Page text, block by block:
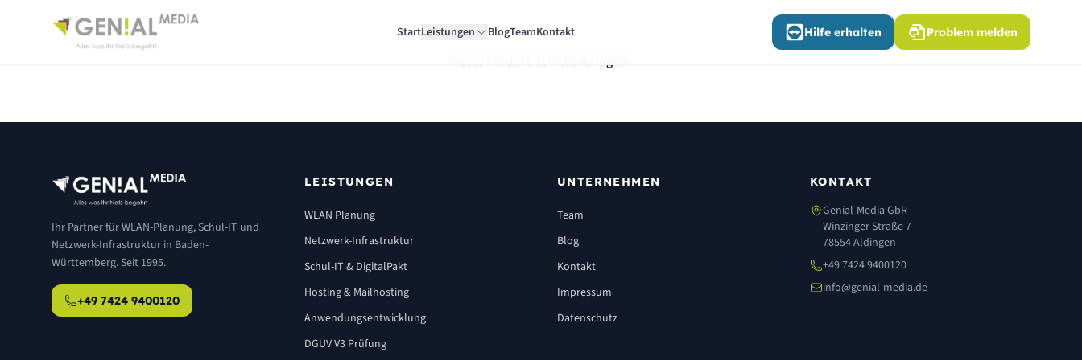
StartLeistungen BlogTeamKontakt Hilfe erhalten Problem melden
Dieses Produkt ist nicht verfügbar.
Ihr Partner für WLAN-Planung, Schul-IT und
Netzwerk-Infrastruktur in Baden-
Württemberg. Seit 1995.
+49 7424 9400120
LEISTUNGEN
WLAN Planung
Netzwerk-Infrastruktur
Schul-IT & DigitalPakt
Hosting & Mailhosting
Anwendungsentwicklung
DGUV V3 Prüfung
UNTERNEHMEN
Team
Blog
Kontakt
Impressum
Datenschutz
KONTAKT
Genial-Media GbR
Winzinger Straße 7
78554 Aldingen
+49 7424 9400120
info@genial-media.de